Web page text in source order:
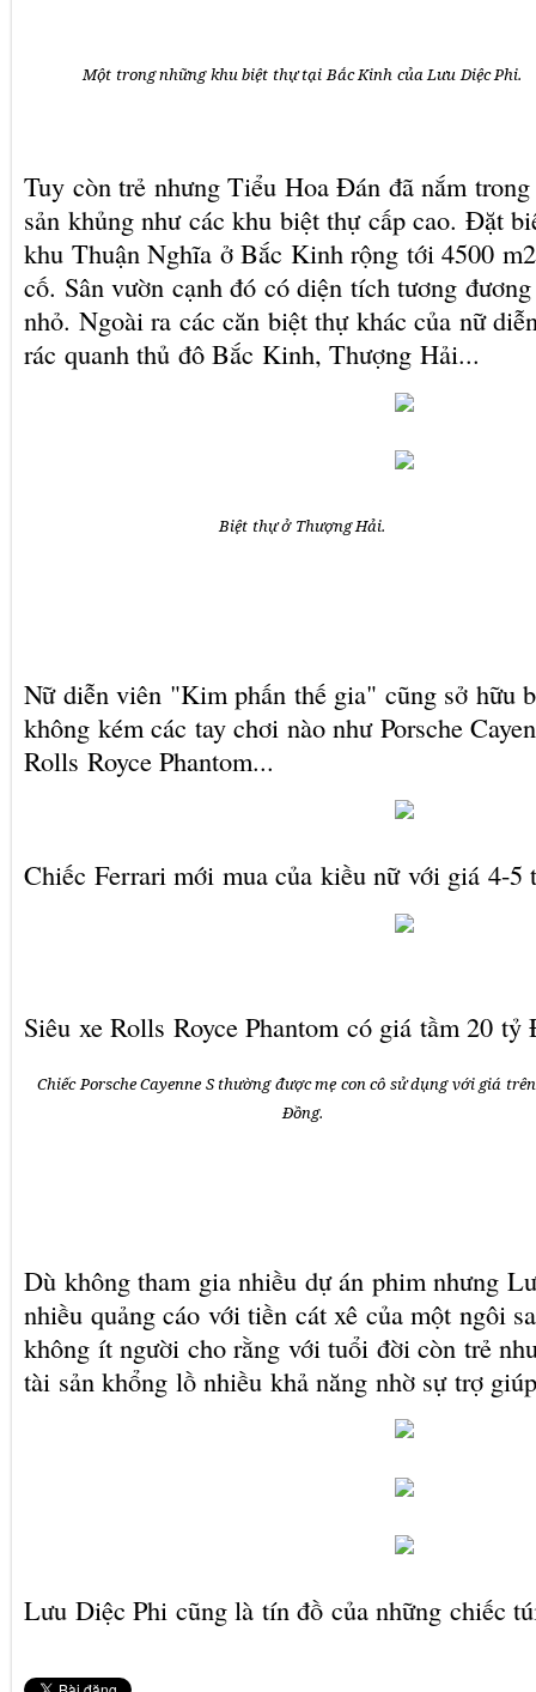
Một trong những khu biệt thự tại Bắc Kinh của Lưu Diệc Phi.
Tuy còn trẻ nhưng Tiểu Hoa Đán đã nắm
sản khủng như các khu biệt thự cấp cao. Đặt
khu Thuận Nghĩa ở Bắc Kinh rộng tới 4500
cố. Sân vườn cạnh đó có diện tích tương
nhỏ. Ngoài ra các căn biệt thự khác của nữ
rác quanh thủ đô Bắc Kinh, Thượng Hải...
Biệt thự ở Thượng Hải.
Nữ diễn viên "Kim phấn thế gia" cũng sở hữu
không kém các tay chơi nào như Porsche
Rolls Royce Phantom...
Chiếc Ferrari mới mua của kiều nữ với giá 4-5
Siêu xe Rolls Royce Phantom có giá tầm 20 tỷ
Chiếc Porsche Cayenne S thường được mẹ con cô sử dụng với giá
Đồng.
Dù không tham gia nhiều dự án phim nhưng
nhiều quảng cáo với tiền cát xê của một ngôi
không ít người cho rằng với tuổi đời còn trẻ
tài sản khổng lồ nhiều khả năng nhờ sự trợ
Lưu Diệc Phi cũng là tín đồ của những chiếc